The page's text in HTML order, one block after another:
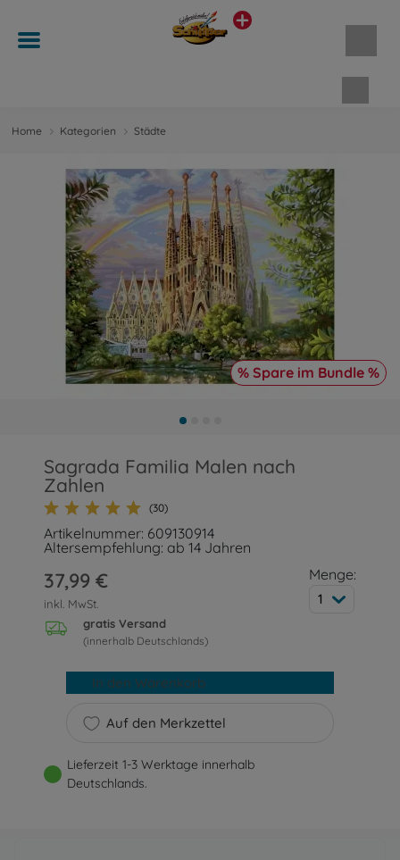
Home Kategorien Städte
% Spare im Bundle %
Sagrada Familia Malen nach
Zahlen
(30)
Artikelnummer: 609130914
Altersempfehlung: ab 14 Jahren
37,99 €
inkl. MwSt.
gratis Versand
(innerhalb Deutschlands)
Menge:
1
Auf den Merkzettel
In den Warenkorb
Lieferzeit 1-3 Werktage innerhalb
Deutschlands.